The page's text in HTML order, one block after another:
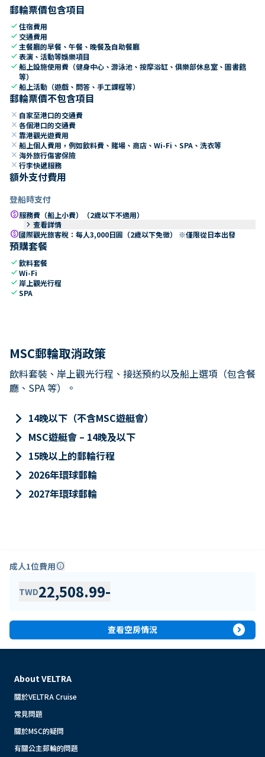
郵輪票價包含項目
check住宿費用
check 交通費用
check 主餐廳的早餐、午餐、晚餐及自助餐廳
check表演、活動等娛樂項目
check船上設施使用費（健身中心、游泳池、按摩浴缸、俱樂部休息室、圖書館
等）
check船上活動（遊戲、問答、手工課程等）
郵輪票價不包含項目
close 自家至港口的交通費
close 各個港口的交通費
close 靠港觀光遊費用
close 船上個人費用，例如飲料費、賭場、商店、Wi-Fi、SPA、洗衣等
close 海外旅行傷害保險
close 行李快遞服務
額外支付費用
登船時支付
paid服務費（船上小費）（2歲以下不適用）
keyboard_arrow_right 查看詳情
paid國際觀光旅客稅：每人3,000日圓（2歲以下免徵） ※僅限從日本出發
預購套餐
check飲料套餐
checkWi-Fi
check 岸上觀光行程
checkSPA
MSC郵輪取消政策
飲料套裝、岸上觀光行程、接送預約以及船上選項（包含餐
廳、SPA 等）。
keyboard_arrow_right 14晚以下（不含MSC遊艇會）
keyboard_arrow_right MSC遊艇會 – 14晚及以下
keyboard_arrow_right 15晚以上的郵輪行程
keyboard_arrow_right 2026年環球郵輪
keyboard_arrow_right 2027年環球郵輪
成人1位費用info
TWD22,508.99-
查看空房情況 expand_circle_right
About VELTRA
關於VELTRA Cruise
常見問題
關於MSC的疑問
有關公主郵輪的問題